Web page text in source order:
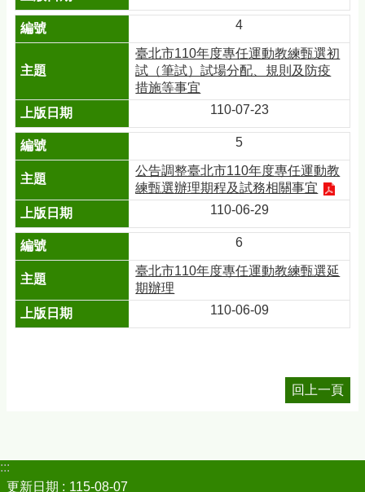
4
臺北市110年度專任運動教練甄選初
試（筆試）試場分配、規則及防疫
措施等事宜
110-07-23
5
公告調整臺北市110年度專任運動教
練甄選辦理期程及試務相關事宜
110-06-29
6
臺北市110年度專任運動教練甄選延
期辦理
110-06-09
回上一頁
:::
更新日期
115-08-07